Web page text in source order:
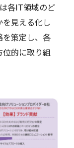
各IT領域のど
見える化し
策定し、各
的に取り組